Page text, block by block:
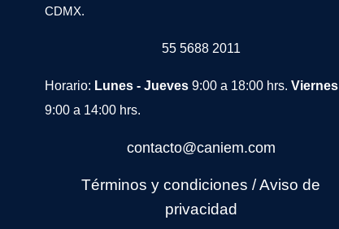
CDMX.
55 5688 2011
Horario: Lunes - Jueves 9:00 a 18:00 hrs. Viernes
9:00 a 14:00 hrs.
contacto@caniem.com
Términos y condiciones /Aviso de
privacidad